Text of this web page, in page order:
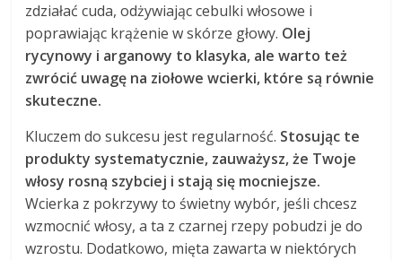
zdziałać cuda, odżywiając cebulki włosowe i
poprawiając krążenie w skórze głowy. Olej
rycynowy i arganowy to klasyka, ale warto też
zwrócić uwagę na ziołowe wcierki, które są równie
skuteczne.
Kluczem do sukcesu jest regularność. Stosując te
produkty systematycznie, zauważysz, że Twoje
włosy rosną szybciej i stają się mocniejsze.
Wcierka z pokrzywy to świetny wybór, jeśli chcesz
wzmocnić włosy, a ta z czarnej rzepy pobudzi je do
wzrostu. Dodatkowo, mięta zawarta w niektórych